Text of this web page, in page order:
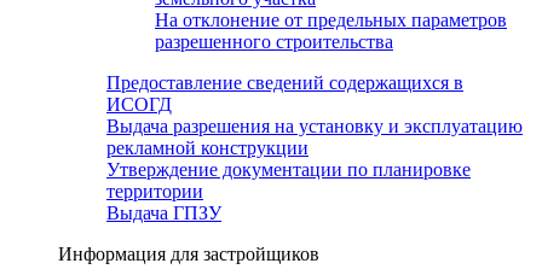
На отклонение от предельных параметров
разрешенного строительства
Предоставление сведений содержащихся в
ИСОГД
Выдача разрешения на установку и эксплуатацию
рекламной конструкции
Утверждение документации по планировке
территории
Выдача ГПЗУ
Информация для застройщиков